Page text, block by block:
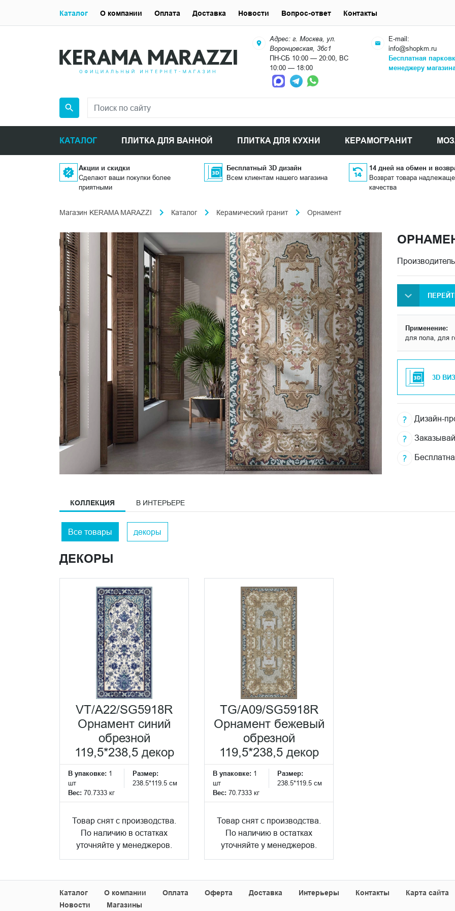
Адрес: г. Москва, ул.
Воронцовская, 36с1
ПН-СБ 10:00 — 20:00, ВС
10:00 — 18:00
E-mail:
info@shopkm.ru
Бесплатная
менеджеру
КАТАЛОГ ПЛИТКА ДЛЯ ВАННОЙ ПЛИТКА ДЛЯ КУХНИ КЕРАМОГРАНИТ
Каталог О компании Оплата Доставка Новости Вопрос-ответ Контакты
Акции и скидки
Сделают ваши покупки более
приятными
Бесплатный 3D дизайн
Всем клиентам нашего магазина
14 дней на обмен и
Возврат товара
качества
Магазин KERAMA MARAZZI Каталог Керамический гранит Орнамент
Применение:
для пола, для
3D
Дизайн-
КОЛЛЕКЦИЯ В ИНТЕРЬЕРЕ
Все товары декоры
ДЕКОРЫ
VT/A22/SG5918R
Орнамент синий
обрезной
119,5*238,5 декор
В упаковке: 1
шт
Размер:
238.5*119.5 см
Вес: 70.7333 кг
Товар снят с производства.
По наличию в остатках
уточняйте у менеджеров.
TG/A09/SG5918R
Орнамент бежевый
обрезной
119,5*238,5 декор
В упаковке: 1
шт
Размер:
238.5*119.5 см
Вес: 70.7333 кг
Товар снят с производства.
По наличию в остатках
уточняйте у менеджеров.
Каталог О компании Оплата Оферта Доставка Интерьеры Контакты
Карта сайта
Новости
Магазины